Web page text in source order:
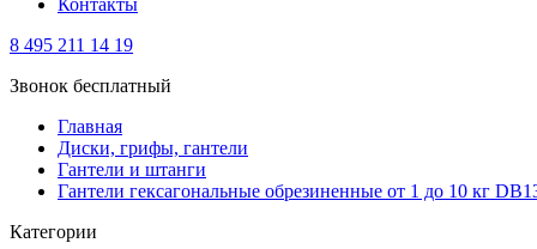
Контакты
8 495 211 14 19
Звонок бесплатный
Главная
Диски, грифы, гантели
Гантели и штанги
Гантели гексагональные обрезиненные от 1 до 10 кг
Категории